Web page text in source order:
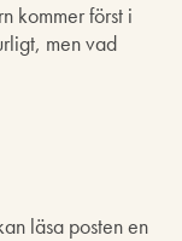
kommer först i
men vad
läsa posten en